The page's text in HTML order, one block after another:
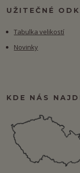
UŽITEČNÉ
Tabulka velikostí
Novinky
KDE NÁS